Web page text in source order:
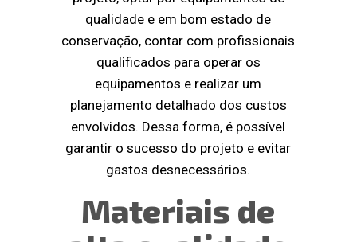
qualidade e em bom estado de
conservação, contar com profissionais
qualificados para operar os
equipamentos e realizar um
planejamento detalhado dos custos
envolvidos. Dessa forma, é possível
garantir o sucesso do projeto e evitar
gastos desnecessários.
Materiais de